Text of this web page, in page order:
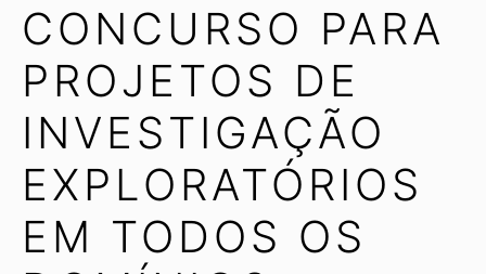
CONCURSO PARA
PROJETOS DE
INVESTIGAÇÃO
EXPLORATÓRIOS
EM TODOS OS